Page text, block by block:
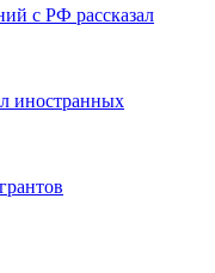
с РФ рассказал
иностранных